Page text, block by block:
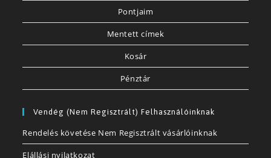
Pontjaim
Mentett címek
Kosár
Pénztár
Vendég (nem Regisztrált) Felhasználóinknak
Rendelés követése Nem Regisztrált vásárlóinknak
Elállási nyilatkozat